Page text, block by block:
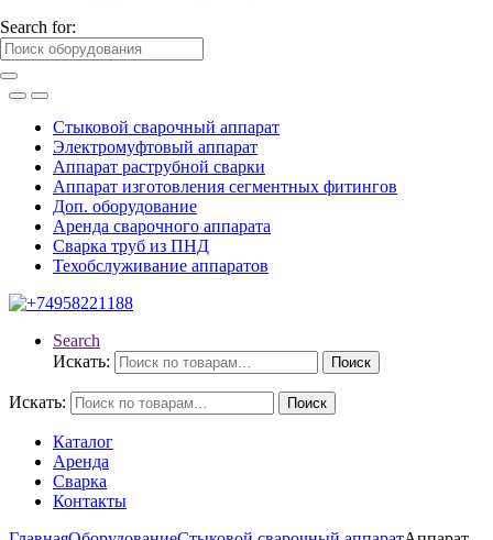
Search for:
Стыковой сварочный аппарат
Электромуфтовый аппарат
Аппарат раструбной сварки
Аппарат изготовления сегментных фитингов
Доп. оборудование
Аренда сварочного аппарата
Сварка труб из ПНД
Техобслуживание аппаратов
Search
Искать:
Поиск
Искать: Поиск
Каталог
Аренда
Сварка
Контакты